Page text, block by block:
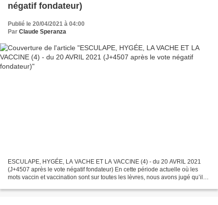
négatif fondateur)
Publié le 20/04/2021 à 04:00
Par Claude Speranza
ESCULAPE, HYGÉE, LA VACHE ET LA VACCINE (4) - du 20 AVRIL 2021
(J+4507 après le vote négatif fondateur) En cette période actuelle où les
mots vaccin et vaccination sont sur toutes les lèvres, nous avons jugé qu’il